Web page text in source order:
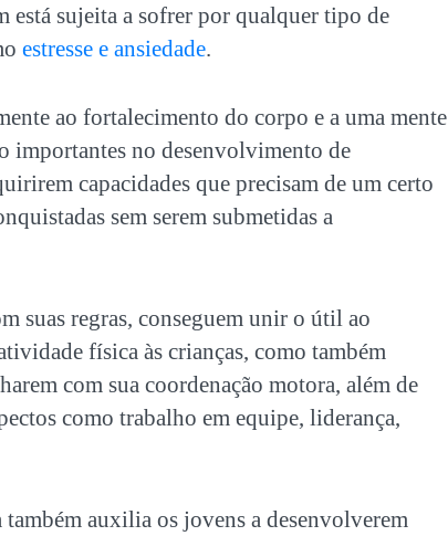
está sujeita a sofrer por qualquer tipo de
estresse e ansiedade.
ao fortalecimento do corpo e a uma mente
importantes no desenvolvimento de
capacidades que precisam de um certo
sem serem submetidas a
suas regras, conseguem unir o útil ao
física às crianças, como também
com sua coordenação motora, além de
como trabalho em equipe, liderança,
auxilia os jovens a desenvolverem